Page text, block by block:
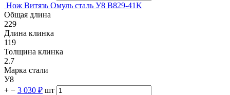
Нож Витязь Омуль сталь У8 B829-41K
Общая длина
229
Длина клинка
119
Толщина клинка
2.7
Марка стали
У8
+ − 3 030 ₽ шт